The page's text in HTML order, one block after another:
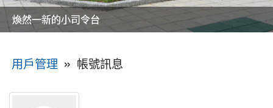
美麗的操場是我們活力的來源
美麗的操場是我們活力的來源
煥然一新的小司令台
煥然一新的小司令台
富含桃園埤塘田園風光意象的中廊
富含桃園埤塘田園風光意象的中廊
嶄新的中庭廣場
嶄新的中庭廣場
水生池生生不息
水生池生生不息
用戶管理 » 帳號訊息